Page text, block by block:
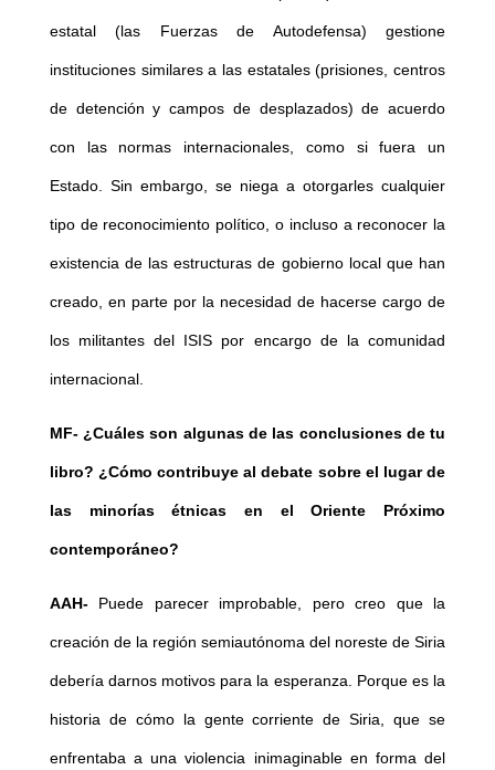
estatal (las Fuerzas de Autodefensa) gestione
instituciones similares a las estatales (prisiones, centros
de detención y campos de desplazados) de acuerdo
con las normas internacionales, como si fuera un
Estado. Sin embargo, se niega a otorgarles cualquier
tipo de reconocimiento político, o incluso a reconocer la
existencia de las estructuras de gobierno local que han
creado, en parte por la necesidad de hacerse cargo de
los militantes del ISIS por encargo de la comunidad
internacional.
MF- ¿Cuáles son algunas de las conclusiones de tu
libro? ¿Cómo contribuye al debate sobre el lugar de
las minorías étnicas en el Oriente Próximo
contemporáneo?
AAH- Puede parecer improbable, pero creo que la
creación de la región semiautónoma del noreste de Siria
debería darnos motivos para la esperanza. Porque es la
historia de cómo la gente corriente de Siria, que se
enfrentaba a una violencia inimaginable en forma del